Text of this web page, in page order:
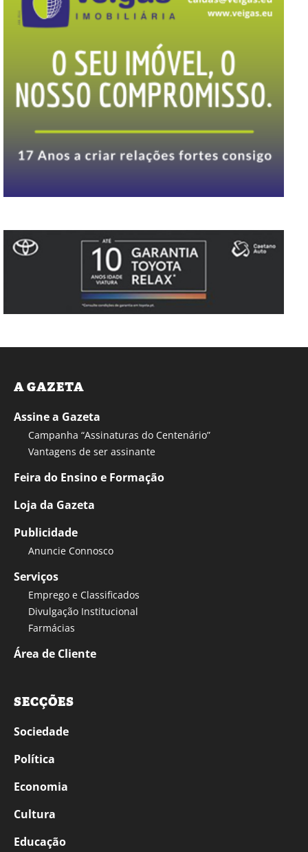
A GAZETA
Assine a Gazeta
Campanha “Assinaturas do Centenário”
Vantagens de ser assinante
Feira do Ensino e Formação
Loja da Gazeta
Publicidade
Anuncie Connosco
Serviços
Emprego e Classificados
Divulgação Institucional
Farmácias
Área de Cliente
SECÇÕES
Sociedade
Política
Economia
Cultura
Educação